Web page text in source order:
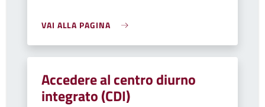
VAI ALLA PAGINA
Accedere al centro diurno
integrato (CDI)